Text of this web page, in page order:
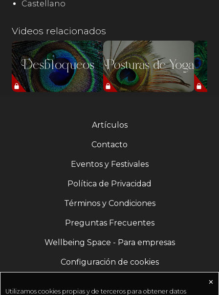
Castellano
Videos relacionados
Artículos
Contacto
Eventos y Festivales
Política de Privacidad
Términos y Condiciones
Preguntas Frecuentes
Wellbeing Space - Para empresas
Configuración de cookies
✕
Utilizamos cookies propias y de terceros para obtener datos